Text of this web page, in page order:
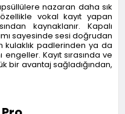
nazaran daha sık
vokal kayıt yapan
kaynaklanır. Kapalı
sayesinde sesi doğrudan
kulaklık padlerinden ya da
Kayıt sırasında ve
bir avantaj sağladığından,